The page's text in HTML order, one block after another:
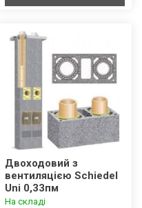
Двоходовий з
вентиляцією Schiedel
Uni 0,33пм
На складі